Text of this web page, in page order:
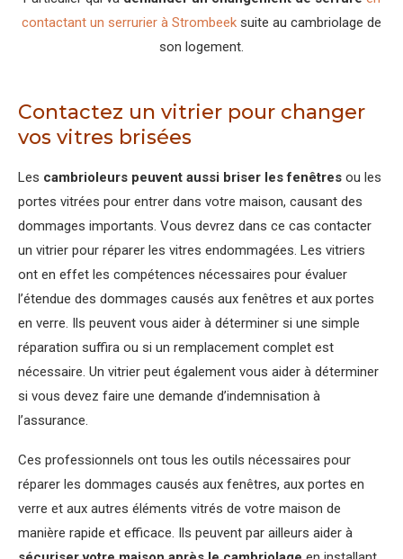
contactant un serrurier à Strombeek suite au cambriolage de
son logement.
Contactez un vitrier pour changer
vos vitres brisées
Les cambrioleurs peuvent aussi briser les fenêtres ou les
portes vitrées pour entrer dans votre maison, causant des
dommages importants. Vous devrez dans ce cas contacter
un vitrier pour réparer les vitres endommagées. Les vitriers
ont en effet les compétences nécessaires pour évaluer
l’étendue des dommages causés aux fenêtres et aux portes
en verre. Ils peuvent vous aider à déterminer si une simple
réparation suffira ou si un remplacement complet est
nécessaire. Un vitrier peut également vous aider à déterminer
si vous devez faire une demande d’indemnisation à
l’assurance.
Ces professionnels ont tous les outils nécessaires pour
réparer les dommages causés aux fenêtres, aux portes en
verre et aux autres éléments vitrés de votre maison de
manière rapide et efficace. Ils peuvent par ailleurs aider à